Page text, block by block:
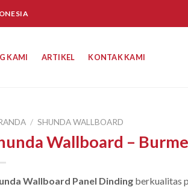
KAMI ARTIKEL KONTAK KAMI
/ SHUNDA WALLBOARD
Wallboard –
Wallboard Panel Dinding berkualitas